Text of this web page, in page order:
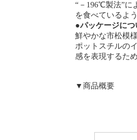
“－196℃製法”に
を食べているよ
●パッケージにつ
鮮やかな市松模
ポットスチルの
感を表現するた
▼商品概要